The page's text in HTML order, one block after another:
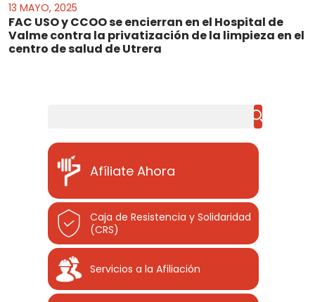
13 MAYO, 2025
FAC USO y CCOO se encierran en el Hospital de
Valme contra la privatización de la limpieza en el
centro de salud de Utrera
Afíliate Ahora
Caja de Resistencia y Solidaridad
(CRS)
Servicios a la Afiliación